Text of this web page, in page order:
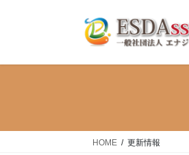
HOME 更新情報